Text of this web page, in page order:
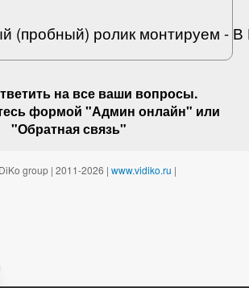
(пробный) ролик монтируем -
на все ваши вопросы.
формой "Админ онлайн" или
"Обратная связь"
group | 2011-2026 | www.vidiko.ru |